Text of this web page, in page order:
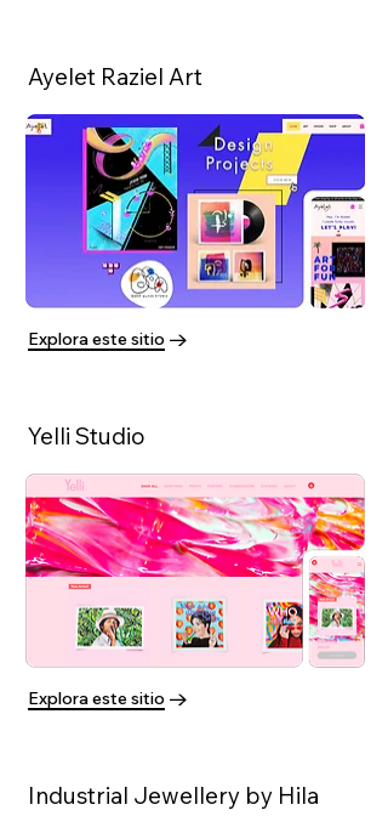
Ayelet Raziel Art
Explora este sitio
Yelli Studio
Explora este sitio
Industrial Jewellery by Hila